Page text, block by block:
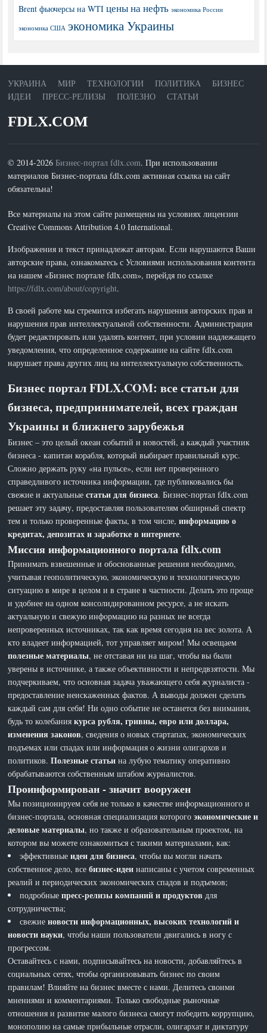
Brent фьючерсы на WTI цены на нефть экономика России
экономика США экономика Украины
УКРАИНА МИР ТЕХНОЛОГИИ ПОЛИТИКА
БИЗНЕС
ИДЕИ
ПРЕСС-РЕЛИЗЫ ПОЛЕЗНО СТАТЬИ
FDLX.COM
© 2014-2026 Бизнес-портал fdlx.com. При использовании
материалов Бизнес-портала fdlx.com активная ссылка на сайт
обязательна!
Все материалы на этом сайте размещены на условиях лицензии
Creative Commons Attribution 4.0 International.
Изображения и текст принадлежат авторам. Если нарушаются Ваши
авторские права, ознакомьтесь с Условиями использования контента
на нашем «Бизнес портале fdlx.com», перейдя по ссылке
https://fdlx.com/about/copyright.
В своей работе мы стремится избегать нарушения авторских прав и
нарушения прав интеллектуальной собственности. Администрация
будет редактировать или удалять контент, при условии надлежащего
уведомления, что определенное содержание на сайте fdlx.com
нарушает права других лиц на интеллектуальную собственность.
Бизнес портал FDLX.COM: все статьи для
бизнеса, предпринимателей, всех граждан
Украины и ближнего зарубежья
Бизнес – это целый океан событий и новостей, а каждый участник
бизнеса - капитан корабля, который выбирает правильный курс.
Сложно держать руку «на пульсе», если нет проверенного
справедливого источника информации, где публиковались бы
свежие и актуальныестатьи для бизнеса. Бизнес-портал fdlx.com
решает эту задачу, предоставляя пользователям обширный спектр
тем и только проверенные факты, в том числе,информацию о
кредитах, депозитах и заработке в интернете.
Миссия информационного портала fdlx.com
Принимать взвешенные и обоснованные решения необходимо,
учитывая геополитическую, экономическую и технологическую
ситуацию в мире в целом и в стране в частности. Делать это проще
и удобнее на одном консолидированном ресурсе, а не искать
актуальную и свежую информацию на разных не всегда
непроверенных источниках, так как время сегодня на вес золота. А
кто владеет информацией, тот управляет миром! Мы освещаем
полезные материалы, не отставая ни на шаг, чтобы вы были
уверены в источнике, а также объективности и непредвзятости. Мы
подчеркиваем, что основная задача уважающего себя журналиста -
предоставление неискаженных фактов. А выводы должен сделать
каждый сам для себя! Ни одно событие не останется без внимания,
будь то колебаниякурса рубля, гривны, евро или доллара,
изменения законов, сведения о новых стартапах, экономических
подъемах или спадах или информация о жизни олигархов и
политиков.Полезные статьи на лубую тематику оперативно
обрабатываются собственным штабом журналистов.
Проинформирован - значит вооружен
Мы позиционируем себя не только в качестве информационного и
бизнес-портала, основная специализация которогоэкономические и
деловые материалы, но также и образовательным проектом, на
котором вы можете ознакомиться с такими материалами, как:
эффективныеидеи для бизнеса, чтобы вы могли начать
собственное дело, всебизнес-идеи написаны с учетом современных
реалий и периодических экономических спадов и подъемов;
подробныепресс-релизы компаний и продуктов для
сотрудничества;
свежиеновости информационных, высоких технологий и
новости науки, чтобы наши пользователи двигались в ногу с
прогрессом.
Оставайтесь с нами, подписывайтесь на новости, добавляйтесь в
социальных сетях, чтобы организовывать бизнес по своим
правилам! Влияйте на бизнес вместе с нами. Делитесь своими
мнениями и комментариями. Только свободные рыночные
отношения и развитие малого бизнеса смогут победить коррупцию,
монополию на самые прибыльные отрасли, олигархат и диктатуру